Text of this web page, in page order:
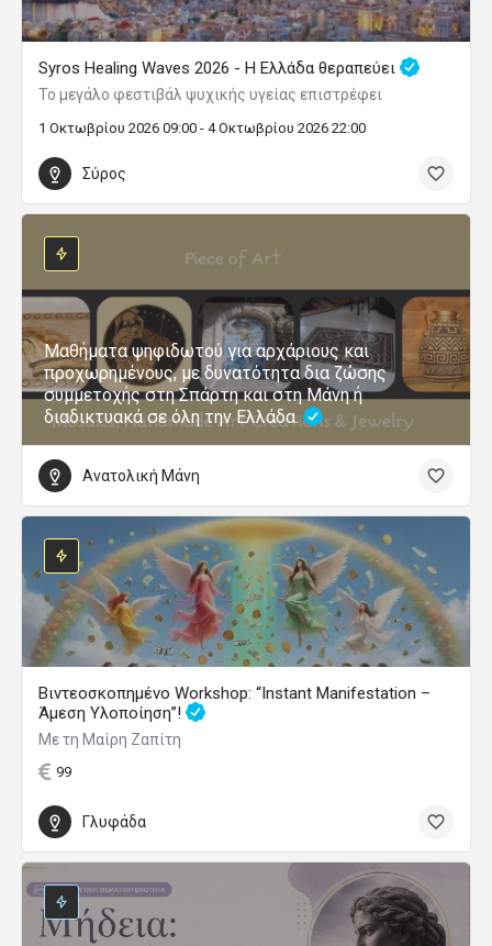
Syros Healing Waves 2026 - Η Ελλάδα θεραπεύει
Το μεγάλο φεστιβάλ ψυχικής υγείας επιστρέφει
1 Οκτωβρίου 2026 09:00 - 4 Οκτωβρίου 2026 22:00
Σύρος
Μαθήματα ψηφιδωτού για αρχάριους και
προχωρημένους, με δυνατότητα δια ζώσης
συμμετοχής στη Σπάρτη και στη Μάνη ή
διαδικτυακά σε όλη την Ελλάδα.
Ανατολική Μάνη
Βιντεοσκοπημένο Workshop: “Instant Manifestation –
Άμεση Υλοποίηση”!
Με τη Μαίρη Ζαπίτη
99
Γλυφάδα